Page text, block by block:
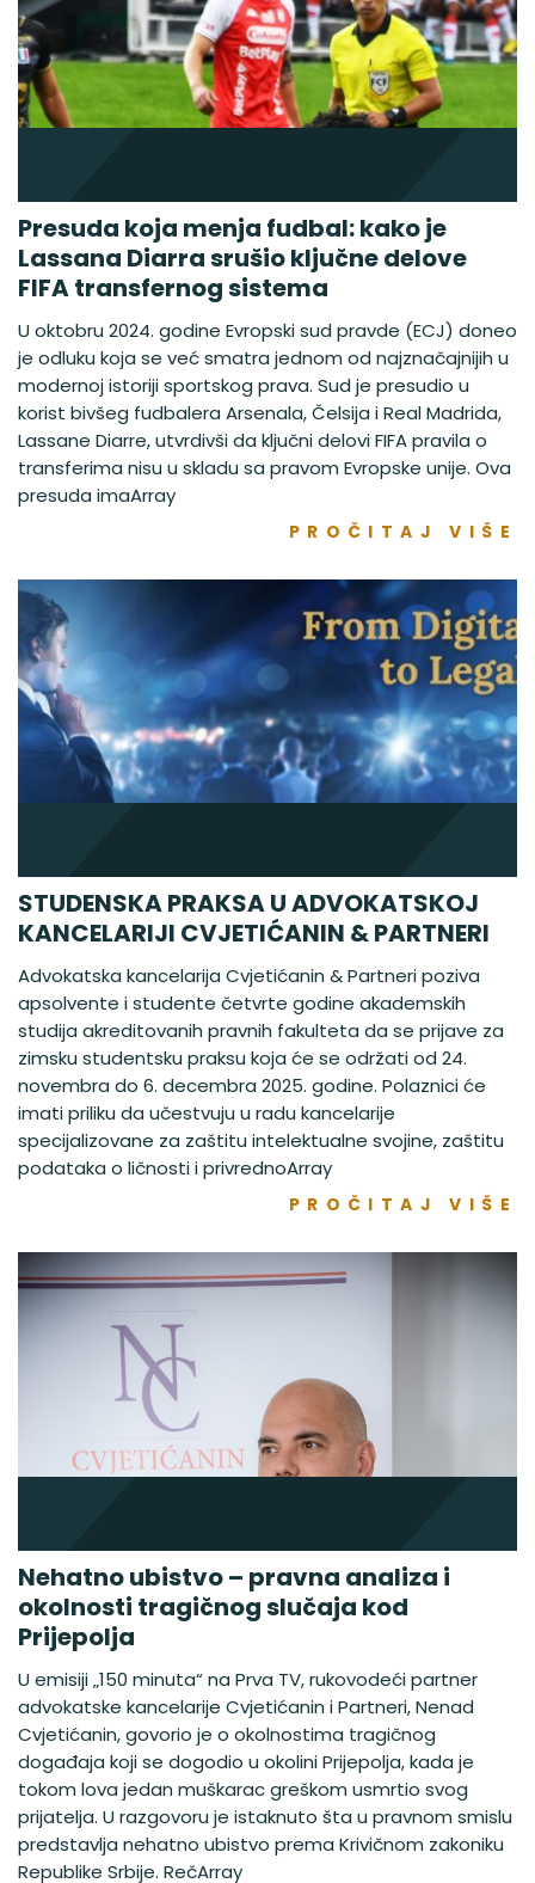
Presuda koja menja fudbal: kako je
Lassana Diarra srušio ključne delove
FIFA transfernog sistema
U oktobru 2024. godine Evropski sud pravde (ECJ) doneo
je odluku koja se već smatra jednom od najznačajnijih u
modernoj istoriji sportskog prava. Sud je presudio u
korist bivšeg fudbalera Arsenala, Čelsija i Real Madrida,
Lassane Diarre, utvrdivši da ključni delovi FIFA pravila o
transferima nisu u skladu sa pravom Evropske unije. Ova
presuda imaArray
PROČITAJ VIŠE
STUDENSKA PRAKSA U ADVOKATSKOJ
KANCELARIJI CVJETIĆANIN & PARTNERI
Advokatska kancelarija Cvjetićanin & Partneri poziva
apsolvente i studente četvrte godine akademskih
studija akreditovanih pravnih fakulteta da se prijave za
zimsku studentsku praksu koja će se održati od 24.
novembra do 6. decembra 2025. godine. Polaznici će
imati priliku da učestvuju u radu kancelarije
specijalizovane za zaštitu intelektualne svojine, zaštitu
podataka o ličnosti i privrednoArray
PROČITAJ VIŠE
Nehatno ubistvo – pravna analiza i
okolnosti tragičnog slučaja kod
Prijepolja
U emisiji „150 minuta“ na Prva TV, rukovodeći partner
advokatske kancelarije Cvjetićanin i Partneri, Nenad
Cvjetićanin, govorio je o okolnostima tragičnog
događaja koji se dogodio u okolini Prijepolja, kada je
tokom lova jedan muškarac greškom usmrtio svog
prijatelja. U razgovoru je istaknuto šta u pravnom smislu
predstavlja nehatno ubistvo prema Krivičnom zakoniku
Republike Srbije. RečArray